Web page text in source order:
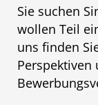
Sie suchen
wollen Teil
uns finden